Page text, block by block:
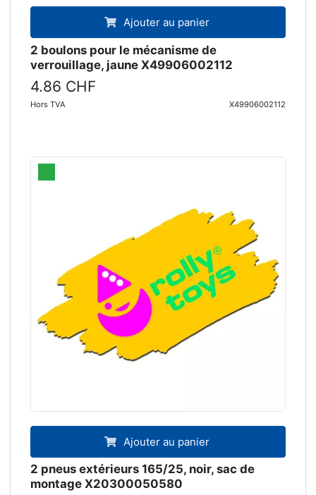
Ajouter au panier
2 boulons pour le mécanisme de
verrouillage, jaune X49906002112
4.86 CHF
Hors TVA X49906002112
Ajouter au panier
2 pneus extérieurs 165/25, noir, sac de
montage X20300050580